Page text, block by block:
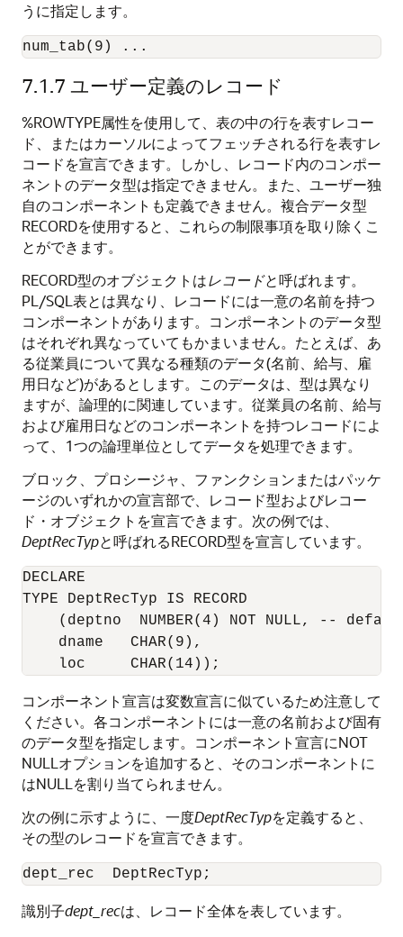
うに指定します。
num_tab(9) ...
7.1.7 ユーザー定義のレコード
%ROWTYPE属性を使用して、表の中の行を表すレコー
ド、またはカーソルによってフェッチされる行を表すレ
コードを宣言できます。しかし、レコード内のコンポー
ネントのデータ型は指定できません。また、ユーザー独
自のコンポーネントも定義できません。複合データ型
RECORDを使用すると、これらの制限事項を取り除くこ
とができます。
RECORD型のオブジェクトはレコードと呼ばれます。
PL/SQL表とは異なり、レコードには一意の名前を持つ
コンポーネントがあります。コンポーネントのデータ型
はそれぞれ異なっていてもかまいません。たとえば、あ
る従業員について異なる種類のデータ(名前、給与、雇
用日など)があるとします。このデータは、型は異なり
ますが、論理的に関連しています。従業員の名前、給与
および雇用日などのコンポーネントを持つレコードによ
って、1つの論理単位としてデータを処理できます。
ブロック、プロシージャ、ファンクションまたはパッケ
ージのいずれかの宣言部で、レコード型およびレコー
ド・オブジェクトを宣言できます。次の例では、
DeptRecTypと呼ばれるRECORD型を宣言しています。
DECLARE
TYPE DeptRecTyp IS RECORD
(deptno  NUMBER(4) NOT NULL, --
    dname   CHAR(9),
コンポーネント宣言は変数宣言に似ているため注意して
ください。各コンポーネントには一意の名前および固有
のデータ型を指定します。コンポーネント宣言にNOT
NULLオプションを追加すると、そのコンポーネントに
はNULLを割り当てられません。
次の例に示すように、一度DeptRecTypを定義すると、
その型のレコードを宣言できます。
識別子dept_recは、レコード全体を表しています。